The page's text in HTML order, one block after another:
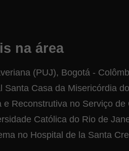
na área
(PUJ), Bogotá -
Santa Casa da Misericórdia
Reconstrutiva no Serviço
Católica do Rio de
no Hospital de la Santa